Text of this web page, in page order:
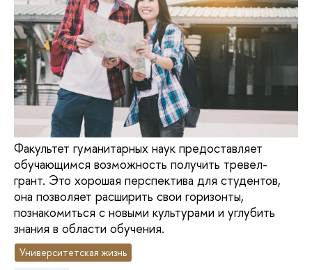
Факультет гуманитарных наук предоставляет
обучающимся возможность получить тревел-
грант. Это хорошая перспектива для студентов,
она позволяет расширить свои горизонты,
познакомиться с новыми культурами и углубить
знания в области обучения.
Университетская жизнь